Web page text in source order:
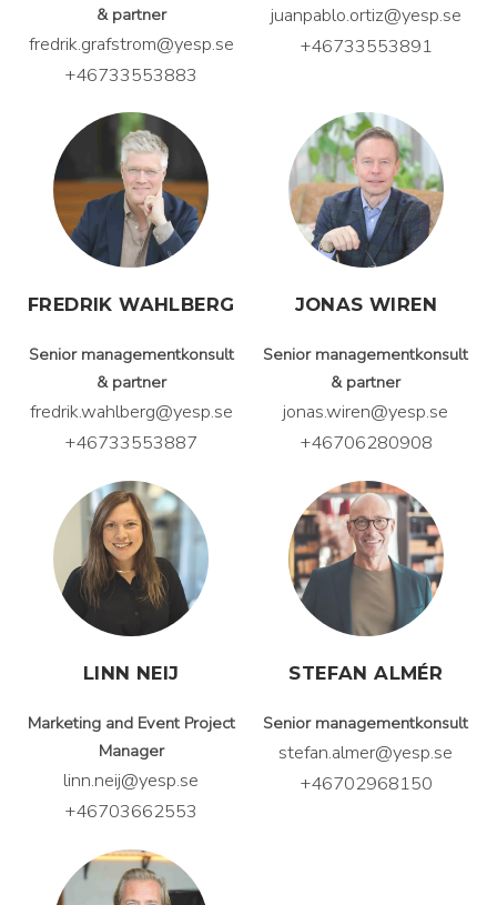
& partner
fredrik.grafstrom@yesp.se
+46733553883
juanpablo.ortiz@yesp.se
+46733553891
FREDRIK WAHLBERG
Senior managementkonsult
& partner
fredrik.wahlberg@yesp.se
+46733553887
JONAS WIREN
Senior managementkonsult
& partner
jonas.wiren@yesp.se
+46706280908
LINN NEIJ
Marketing and Event Project
Manager
linn.neij@yesp.se
+46703662553
STEFAN ALMÉR
Senior managementkonsult
stefan.almer@yesp.se
+46702968150